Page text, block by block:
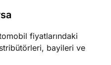
Spor
Yazıları
Yazıları
fiyatlarındaki
bayileri ve